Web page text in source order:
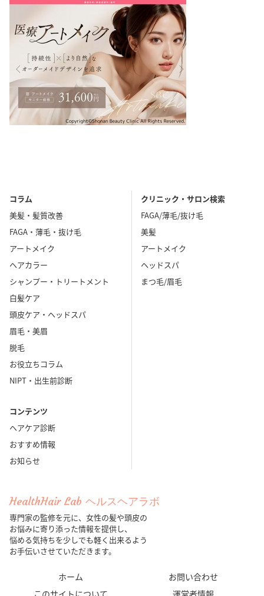
コラム
美髪・髪質改善
FAGA・薄毛・抜け毛
アートメイク
ヘアカラー
シャンプー・トリートメント
白髪ケア
頭皮ケア・ヘッドスパ
眉毛・美眉
脱毛
お役立ちコラム
NIPT・出生前診断
コンテンツ
ヘアケア診断
おすすめ情報
お知らせ
クリニック・サロン検索
FAGA/薄毛/抜け毛
美髪
アートメイク
ヘッドスパ
まつ毛/眉毛
HealthHair Lab ヘルスヘアラボ
専門家の監修を元に、女性の髪や頭皮の
お悩みに寄り添った情報を提供し、
悩める気持ちを少しでも軽く出来るよう
お手伝いさせていただきます。
ホーム
お問い合わせ
このサイトについて
運営者情報